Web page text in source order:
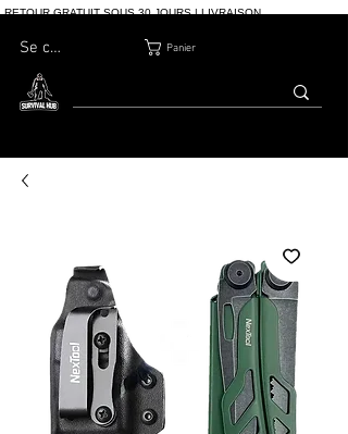
RETOUR GRATUIT SOUS 30 JOURS | LIVRAISON
Panier
Se connecter